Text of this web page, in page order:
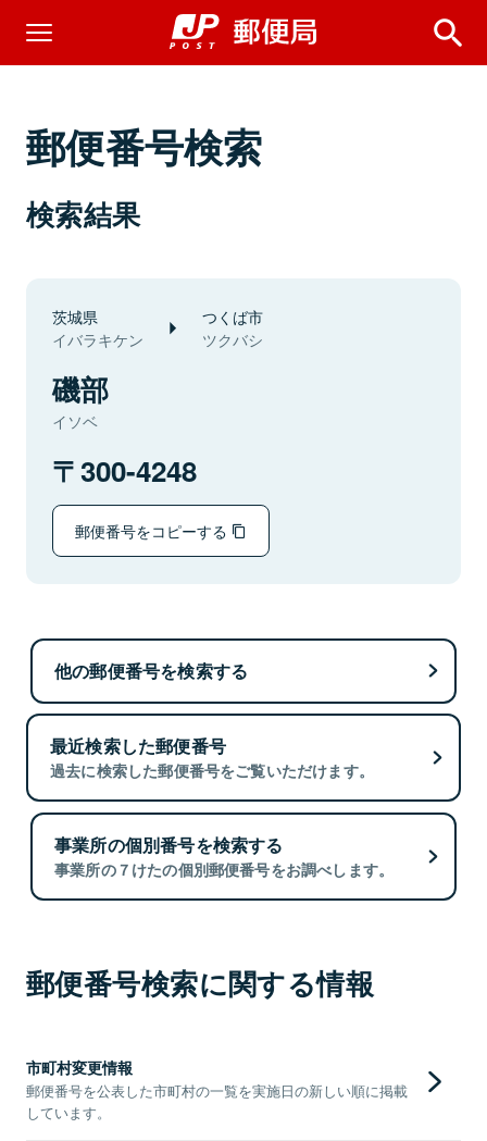
郵便番号検索
検索結果
茨城県
イバラキケン
つくば市
ツクバシ
磯部
イソベ
300-4248
郵便番号をコピーする
他の郵便番号を検索する
最近検索した郵便番号
過去に検索した郵便番号をご覧いただけます。
事業所の個別番号を検索する
事業所の７けたの個別郵便番号をお調べします。
郵便番号検索に関する情報
市町村変更情報
郵便番号を公表した市町村の一覧を実施日の新しい順に掲載
しています。